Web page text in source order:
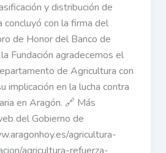
y distribución de
concluyó con la firma del
de Honor del Banco de
Fundación agradecemos el
de Agricultura con
implicación en la lucha contra
en Aragón. 🔗 Más
del Gobierno de
agricultura-